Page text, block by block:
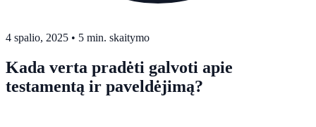
4 spalio, 2025 • 5 min. skaitymo
Kada verta pradėti galvoti apie
testamentą ir paveldėjimą?